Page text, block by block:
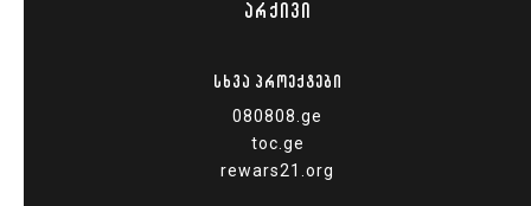
ᲐᲠᲥᲘᲕᲘ
ᲡᲮᲕᲐ ᲞᲠᲝᲔᲥᲢᲔᲑᲘ
080808.ge
toc.ge
rewars21.org